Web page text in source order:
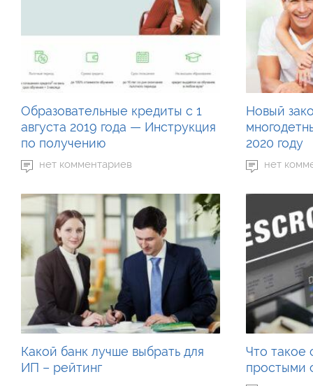
Образовательные кредиты с 1
августа 2019 года — Инструкция
по получению
нет комментариев
Новый
2020 году
нет
Какой банк лучше выбрать для
ИП – рейтинг
Что такое
простыми